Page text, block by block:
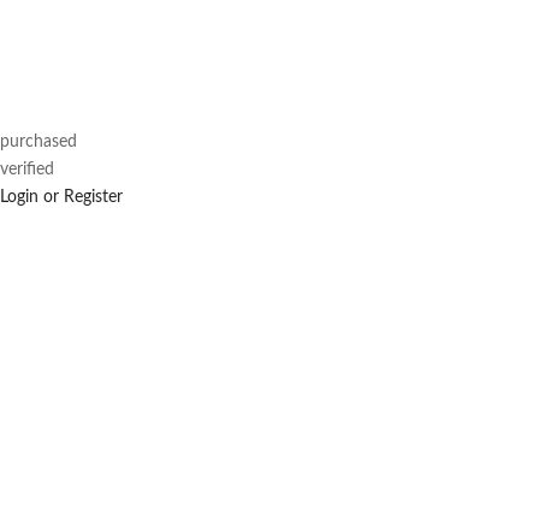
purchased
verified
Login or Register